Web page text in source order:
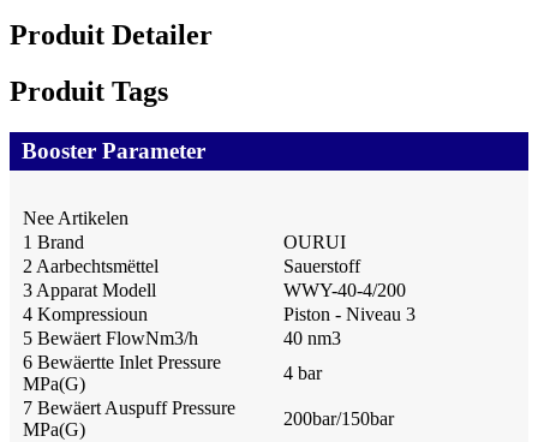
Produit Detailer
Produit Tags
Booster Parameter
Nee Artikelen
1 Brand
OURUI
2 Aarbechtsmëttel
Sauerstoff
3 Apparat Modell
WWY-40-4/200
4 Kompressioun
Piston - Niveau 3
5 Bewäert FlowNm3/h
40 nm3
6 Bewäertte Inlet Pressure
MPa(G)
4 bar
7 Bewäert Auspuff Pressure
MPa(G)
200bar/150bar